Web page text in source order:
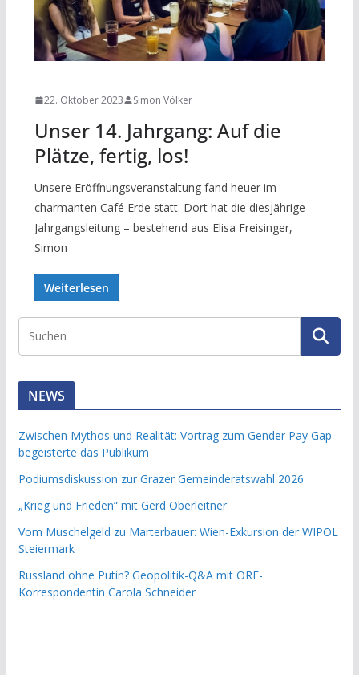
22. Oktober 2023 Simon Völker
Unser 14. Jahrgang: Auf die
Plätze, fertig, los!
Unsere Eröffnungsveranstaltung fand heuer im
charmanten Café Erde statt. Dort hat die diesjährige
Jahrgangsleitung – bestehend aus Elisa Freisinger,
Simon
Weiterlesen
NEWS
Zwischen Mythos und Realität: Vortrag zum Gender Pay Gap
begeisterte das Publikum
Podiumsdiskussion zur Grazer Gemeinderatswahl 2026
„Krieg und Frieden“ mit Gerd Oberleitner
Vom Muschelgeld zu Marterbauer: Wien-Exkursion der WIPOL
Steiermark
Russland ohne Putin? Geopolitik-Q&A mit ORF-
Korrespondentin Carola Schneider